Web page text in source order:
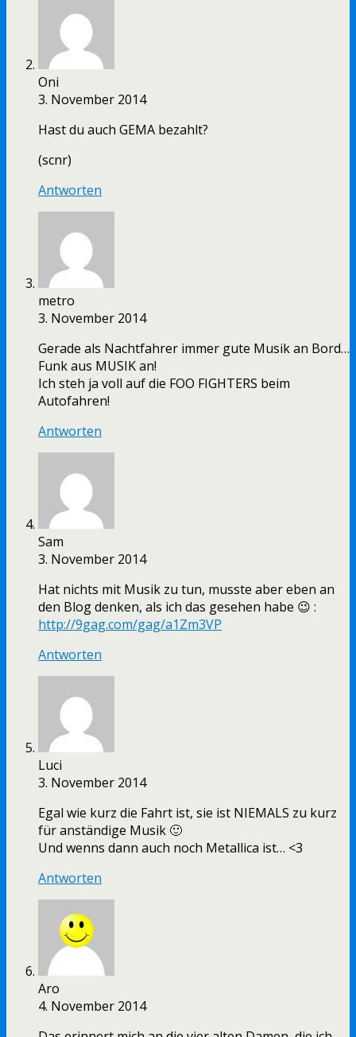
Oni
3. November 2014
Hast du auch GEMA bezahlt?
(scnr)
Antworten
metro
3. November 2014
Gerade als Nachtfahrer immer gute Musik an Bord…
Funk aus MUSIK an!
Ich steh ja voll auf die FOO FIGHTERS beim
Autofahren!
Antworten
Sam
3. November 2014
Hat nichts mit Musik zu tun, musste aber eben an
den Blog denken, als ich das gesehen habe 😉 :
http://9gag.com/gag/a1Zm3VP
Antworten
Luci
3. November 2014
Egal wie kurz die Fahrt ist, sie ist NIEMALS zu kurz
für anständige Musik 🙂
Und wenns dann auch noch Metallica ist… <3
Antworten
Aro
4. November 2014